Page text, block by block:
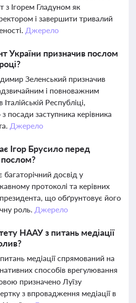
з Ігорем Гладуном як
і завершити тривалий
Джерело
України призначив послом
Зеленський призначив
і повноважним
Республіці,
посади заступника керівника
Джерело
Ігор Брусило перед
багаторічний досвід у
протоколі та керівних
що обґрунтовує його
роль. Джерело
НААУ з питань медіації
медіації спрямований на
способів врегулювання
призначено Луїзу
з впровадження медіації в